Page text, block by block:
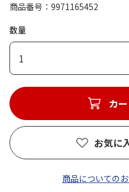
商品番号
9971165452
数量
1
カ
お気に
商品についての